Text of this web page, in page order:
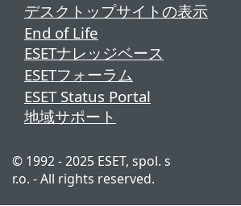
デスクトップサイトの表示
End of Life
ESETナレッジベース
ESETフォーラム
ESET Status Portal
地域サポート
© 1992 - 2025 ESET, spol. s
r.o. - All rights reserved.